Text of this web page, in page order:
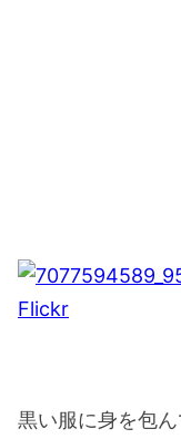
Flickr
黒い服に身を包